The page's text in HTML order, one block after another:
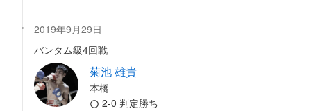
2019年9月29日
バンタム級4回戦
菊池 雄貴
本橋
2-0 判定勝ち